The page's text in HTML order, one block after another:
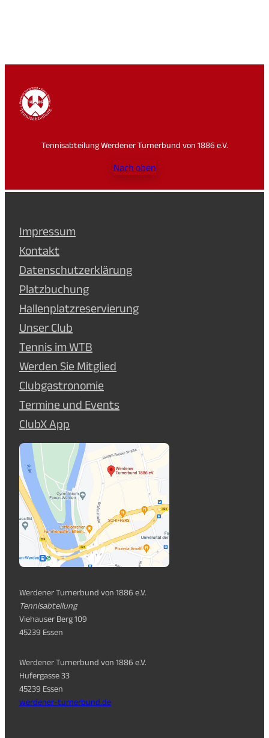
Tennisabteilung Werdener Turnerbund von 1886 e.V.
Nach oben
Impressum
Kontakt
Datenschutzerklärung
Platzbuchung
Hallenplatzreservierung
Unser Club
Tennis im WTB
Werden Sie Mitglied
Clubgastronomie
Termine und Events
ClubX App
Werdener Turnerbund von 1886 e.V.
Tennisabteilung
Viehauser Berg 109
45239 Essen
Werdener Turnerbund von 1886 e.V.
Hufergasse 33
45239 Essen
werdener-turnerbund.de